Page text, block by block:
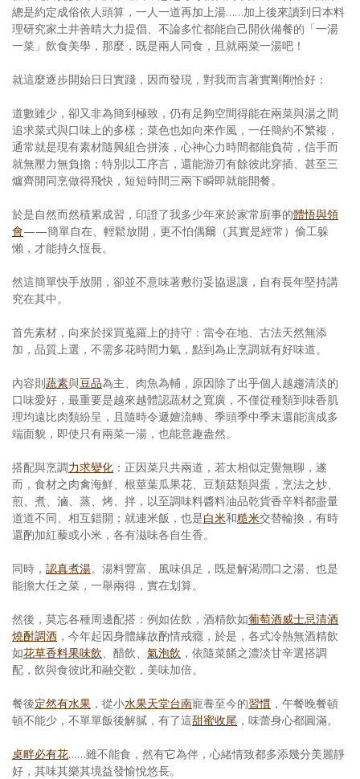
總是約定成俗依人頭算，一人一道再加上湯……加上後來讀到日本料
理研究家土井善晴大力提倡、不論多忙都能自己開伙備餐的「一湯
一菜」飲食美學，那麼，既是兩人同食，且就兩菜一湯吧！
就這麼逐步開始日日實踐，因而發現，對我而言著實剛剛恰好：
道數雖少，卻又非為簡到極致，仍有足夠空間得能在兩菜與湯之間
追求菜式與口味上的多樣；菜色也如向來作風，一任簡約不繁複，
通常就是現有素材隨興組合拼湊，心神心力時間都能負荷，信手而
就無壓力無負擔；特別以工序言，還能游刃有餘彼此穿插、甚至三
爐齊開同烹做得飛快，短短時間三兩下瞬即就能開餐。
於是自然而然積累成習，印證了我多少年來於家常廚事的體悟與領
會——簡單自在、輕鬆放開，更不怕偶爾（其實是經常）偷工躲
懶，才能持久恆長。
然這簡單快手放開，卻並不意味著敷衍妥協退讓，自有長年堅持講
究在其中。
首先素材，向來於採買蒐羅上的持守：當令在地、古法天然無添
加，品質上選，不需多花時間力氣，點到為止烹調就有好味道。
內容則蔬素與豆品為主、肉魚為輔，原因除了出乎個人越趨清淡的
口味愛好，最重要是越來越體認蔬材之寬廣，不僅從種類到味香肌
理均遠比肉類紛呈，且隨時令遞嬗流轉、季頭季中季末還能演成多
端面貌，即使只有兩菜一湯，也能意趣盎然。
搭配與烹調力求變化 ：正因菜只共兩道，若太相似定覺無聊，遂
而，食材之肉禽海鮮、根莖葉瓜果花、豆類菇類與蛋，烹法之炒、
煎、煮、滷、蒸、烤、拌，以至調味料醬料油品乾貨香辛料都盡量
道道不同、相互錯開；就連米飯，也是白米和糙米交替輪換，有時
還酌加紅藜或小米，各有滋味各自生香。
同時， 認真煮湯。湯料豐富、風味俱足，既是解渴潤口之湯、也是
能擔大任之菜，一舉兩得，實在划算。
然後，莫忘各種周邊配搭：例如佐飲，酒精飲如葡萄酒威士忌清酒
燒酎調酒 ，今年起因身體緣故酌情戒癮，於是，各式冷熱無酒精飲
如花草香料果味飲 、醋飲、 氣泡飲 ，依隨菜餚之濃淡甘辛選搭調
配，飲與食彼此和融交歡，美味加倍。
餐後定然有水果 ，從小水果天堂台南寵養至今的習慣 ，午餐晚餐頓
頓不能少，不單單飯後解膩，有了這甜蜜收尾 ，味蕾身心都圓滿。
桌畔必有花……雖不能食，然有它為伴，心緒情致都多添幾分美麗靜
好，其味其樂其境益發愉悅悠長。